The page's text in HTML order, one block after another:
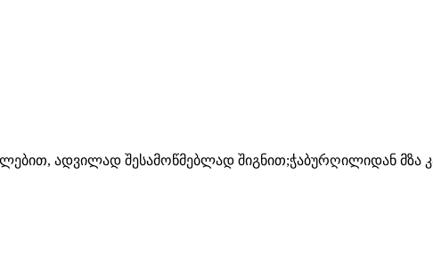
ადვილად შესამოწმებლად შიგნით;ჭაბურღილიდან მზა